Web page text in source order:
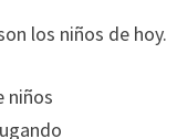
los niños de hoy.
niños